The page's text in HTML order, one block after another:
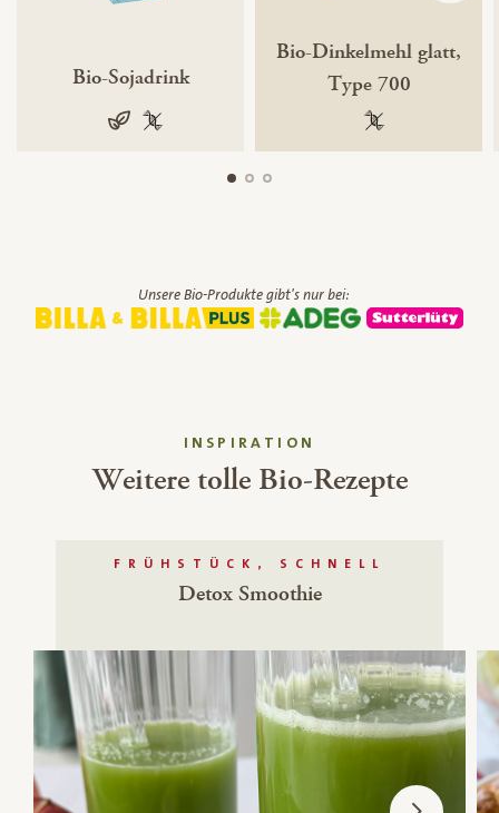
Bio-Sojadrink
vegan100 % gentechnikfrei
Bio-Dinkelmehl glatt,
Type 700
100 %
Unsere Bio-Produkte gibt's nur bei:
INSPIRATION
Weitere tolle Bio-Rezepte
FRÜHSTÜCK, SCHNELL
Detox Smoothie